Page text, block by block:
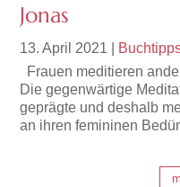
Jonas
13. April 2021
Frauen meditieren
Die gegenwärtige
geprägte und deshalb
an ihren femininen